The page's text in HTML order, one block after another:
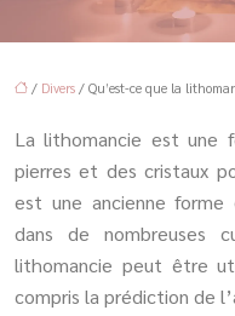
/ Divers / Qu’est-ce que la
La lithomancie est une
pierres et des cristaux
est une ancienne
dans de nombreuses
lithomancie peut être
compris la prédiction de